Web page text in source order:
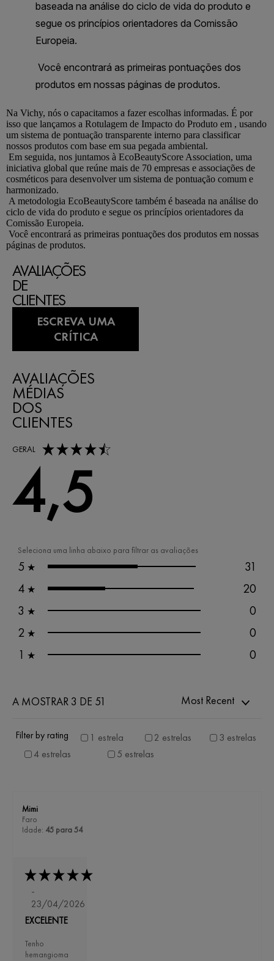
Na Vichy, nós o capacitamos a fazer escolhas informadas. É por
isso que lançamos a Rotulagem de Impacto do Produto em , usando
um sistema de pontuação transparente interno para classificar
nossos produtos com base em sua pegada ambiental.
Em seguida, nos juntamos à EcoBeautyScore Association, uma
iniciativa global que reúne mais de 70 empresas e associações de
cosméticos para desenvolver um sistema de pontuação comum e
harmonizado.
A metodologia EcoBeautyScore também é baseada na análise do
ciclo de vida do produto e segue os princípios orientadores da
Comissão Europeia.
Você encontrará as primeiras pontuações dos produtos em nossas
páginas de produtos.
AVALIAÇÕES
DE
CLIENTES
ESCREVA UMA
CRÍTICA
Seleciona uma linha abaixo para filtrar as avaliações
5 ★
31
4 ★
20
3 ★
0
2 ★
0
1 ★ 0
AVALIAÇÕES
MÉDIAS
DOS
CLIENTES
GERAL
4,5 out of 5 stars
4,5
A MOSTRAR 3 DE 51 Most Recent
Filter by rating 1 estrela 2 estrelas
3 estrelas
4 estrelas
5 estrelas
Mimi
Faro
Idade: 45 para 54
-
23/04/2026
EXCELENTE
Tenho
hemangioma